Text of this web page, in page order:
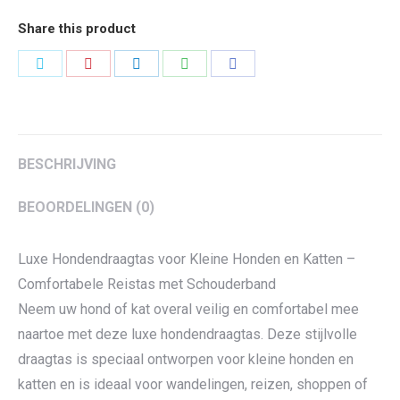
Share this product
BESCHRIJVING
BEOORDELINGEN (0)
Luxe Hondendraagtas voor Kleine Honden en Katten –
Comfortabele Reistas met Schouderband
Neem uw hond of kat overal veilig en comfortabel mee
naartoe met deze luxe hondendraagtas. Deze stijlvolle
draagtas is speciaal ontworpen voor kleine honden en
katten en is ideaal voor wandelingen, reizen, shoppen of